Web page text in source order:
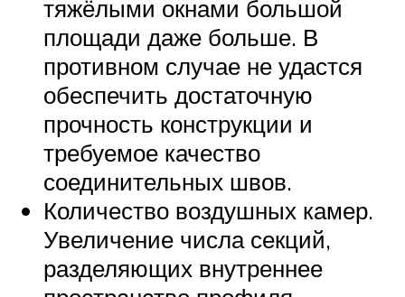
тяжёлыми окнами большой
площади даже больше. В
противном случае не удастся
обеспечить достаточную
прочность конструкции и
требуемое качество
соединительных швов.
Количество воздушных камер.
Увеличение числа секций,
разделяющих внутреннее